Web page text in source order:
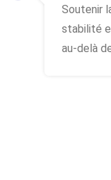
Soutenir
stabilité
au-delà